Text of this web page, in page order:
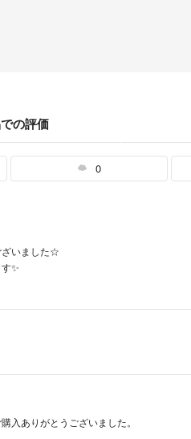
の評価
0
ざいました☆
✨️
入ありがとうございました。